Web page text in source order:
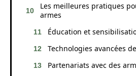
Les meilleures pratiques
armes
Éducation et
Technologies avancées
Partenariats avec des